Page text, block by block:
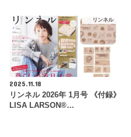
リンネル
2025.11.18
リンネル 2026年 1月号 《付録》
LISA LARSON®…